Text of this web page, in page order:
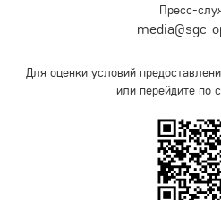
Пресс-
media@sgc-
Для оценки условий
или перейдите по